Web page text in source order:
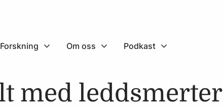
Forskning Om oss Podkast
med leddsmerter